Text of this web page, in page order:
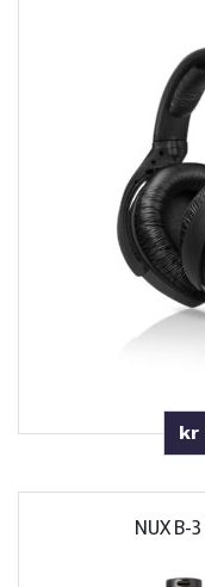
kr
NUX B-